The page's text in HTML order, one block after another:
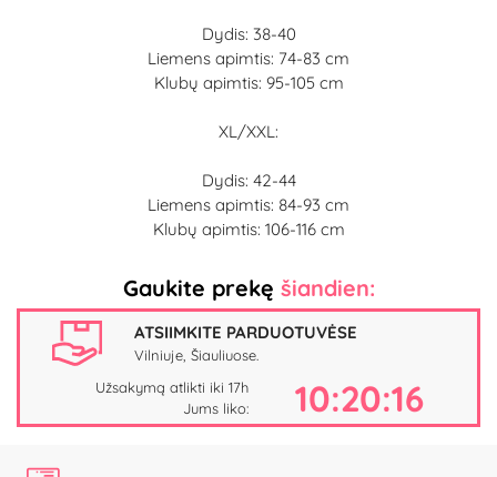
Dydis: 38-40
Liemens apimtis: 74-83 cm
Klubų apimtis: 95-105 cm
XL/XXL:
Dydis: 42-44
Liemens apimtis: 84-93 cm
Klubų apimtis: 106-116 cm
Gaukite prekę šiandien:
ATSIIMKITE PARDUOTUVĖSE
Vilniuje, Šiauliuose.
Užsakymą atlikti iki 17h
Jums liko:
10:20:15